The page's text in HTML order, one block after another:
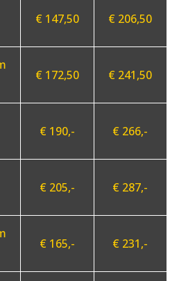
€ 147,50 € 206,50
€ 172,50 € 241,50
€ 190,- € 266,-
€ 205,- € 287,-
€ 165,- € 231,-